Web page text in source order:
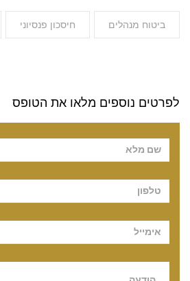
ביטוח מנהלים חיסכון פנסיוני
לפרטים נוספים מלאו את הטופס